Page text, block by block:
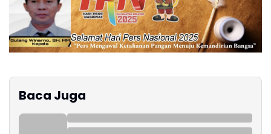
Baca Juga